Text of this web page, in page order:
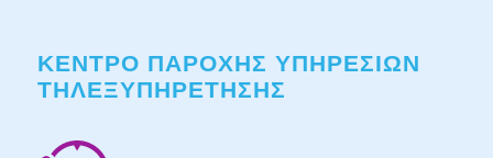
ΚΕΝΤΡΟ ΠΑΡΟΧΗΣ ΥΠΗΡΕΣΙΩΝ
ΤΗΛΕΞΥΠΗΡΕΤΗΣΗΣ